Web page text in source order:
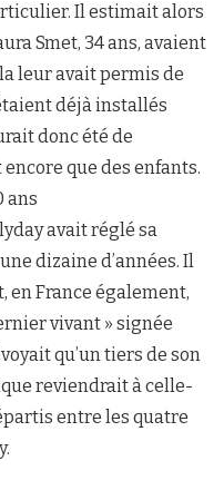
Il estimait alors
Smet, 34 ans, avaient
leur avait permis de
déjà installés
donc été de
encore que des enfants.
ans
avait réglé sa
dizaine d’années. Il
en France également,
vivant » signée
qu’un tiers de son
reviendrait à celle-
entre les quatre